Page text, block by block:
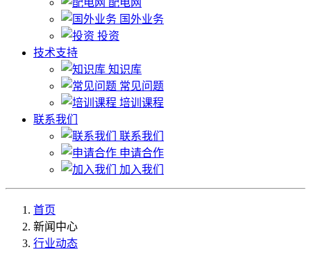
配电网
国外业务
投资
技术支持
知识库
常见问题
培训课程
联系我们
联系我们
申请合作
加入我们
首页
新闻中心
行业动态